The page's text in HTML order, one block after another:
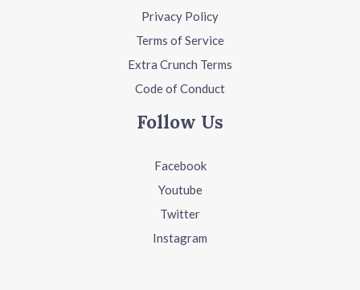
Privacy Policy
Terms of Service
Extra Crunch Terms
Code of Conduct
Follow Us
Facebook
Youtube
Twitter
Instagram